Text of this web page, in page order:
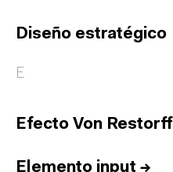
Diseño estratégico
E
Efecto Von Restorff
Elemento input →